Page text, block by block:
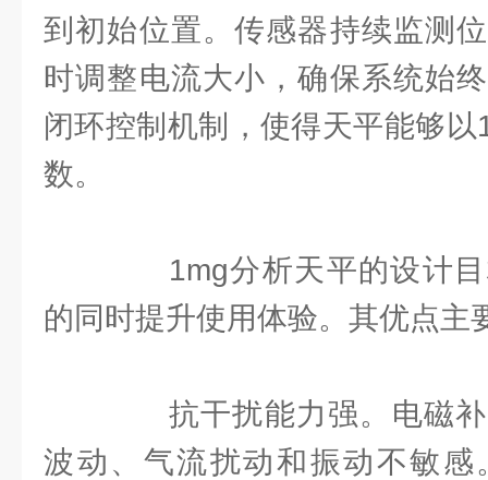
到初始位置。传感器持续监测
时调整电流大小，确保系统始
闭环控制机制，使得天平能够
数。
1mg分析天平的设计目
的同时提升使用体验。其优点主
抗干扰能力强。电磁补
波动、气流扰动和振动不敏感